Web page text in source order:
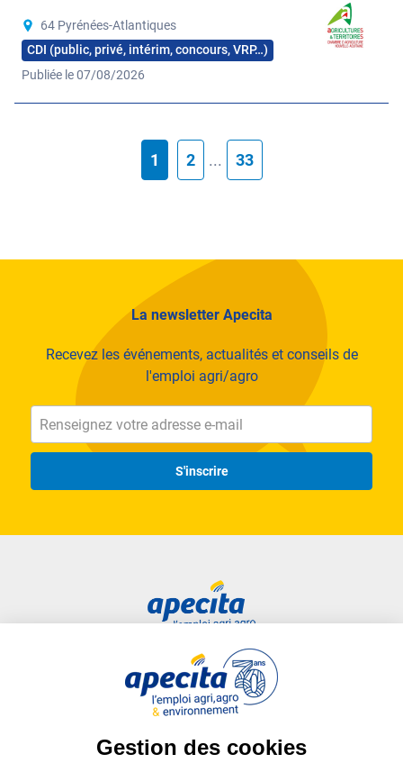
64 Pyrénées-Atlantiques
CDI (public, privé, intérim, concours, VRP…)
Publiée le 07/08/2026
1 2 ... 33
La newsletter Apecita
Recevez les événements, actualités et conseils de
l'emploi agri/agro
S'inscrire
Liens utiles
Plan du site